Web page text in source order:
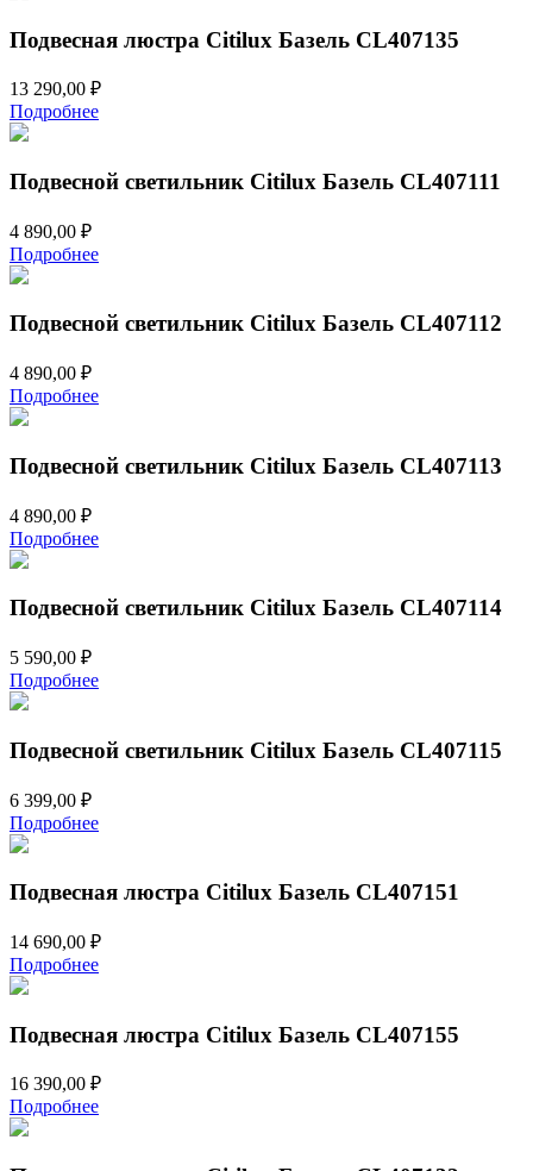
Подвесная люстра Citilux Базель CL407135
13 290,00 ₽
Подробнее
Подвесной светильник Citilux Базель CL407111
4 890,00 ₽
Подробнее
Подвесной светильник Citilux Базель CL407112
4 890,00 ₽
Подробнее
Подвесной светильник Citilux Базель CL407113
4 890,00 ₽
Подробнее
Подвесной светильник Citilux Базель CL407114
5 590,00 ₽
Подробнее
Подвесной светильник Citilux Базель CL407115
6 399,00 ₽
Подробнее
Подвесная люстра Citilux Базель CL407151
14 690,00 ₽
Подробнее
Подвесная люстра Citilux Базель CL407155
16 390,00 ₽
Подробнее